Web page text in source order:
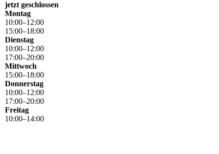
jetzt geschlossen
Montag
10:00–12:00
15:00–18:00
Dienstag
10:00–12:00
17:00–20:00
Mittwoch
15:00–18:00
Donnerstag
10:00–12:00
17:00–20:00
Freitag
10:00–14:00